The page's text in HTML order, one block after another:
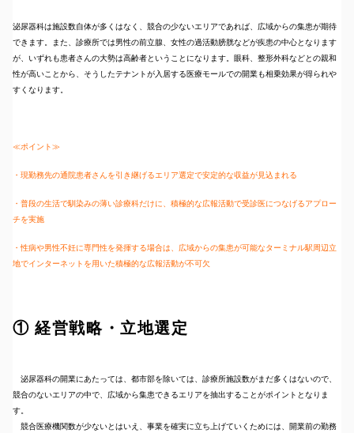
泌尿器科は施設数自体が多くはなく、競合の少ないエリアであれば、広域からの集患が期待
できます。また、診療所では男性の前立腺、女性の過活動膀胱などが疾患の中心となります
が、いずれも患者さんの大勢は高齢者ということになります。眼科、整形外科などとの親和
性が高いことから、そうしたテナントが入居する医療モールでの開業も相乗効果が得られや
すくなります。
≪ポイント≫
・現勤務先の通院患者さんを引き継げるエリア選定で安定的な収益が見込まれる
・普段の生活で馴染みの薄い診療科だけに、積極的な広報活動で受診医につなげるアプロー
チを実施
・性病や男性不妊に専門性を発揮する場合は、広域からの集患が可能なターミナル駅周辺立
地でインターネットを用いた積極的な広報活動が不可欠
① 経営戦略・立地選定
泌尿器科の開業にあたっては、都市部を除いては、診療所施設数がまだ多くはないので、
競合のないエリアの中で、広域から集患できるエリアを抽出することがポイントとなりま
す。
競合医療機関数が少ないとはいえ、事業を確実に立ち上げていくためには、開業前の勤務